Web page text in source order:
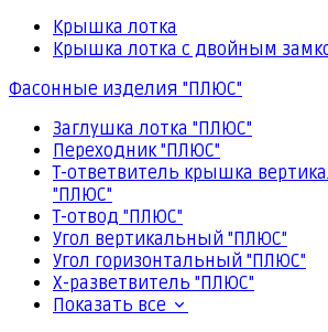
Крышка лотка
Крышка лотка с двойным
Фасонные изделия "ПЛЮС"
Заглушка лотка "ПЛЮС"
Переходник "ПЛЮС"
Т-ответвитель крышка
"ПЛЮС"
Т-отвод "ПЛЮС"
Угол вертикальный "ПЛЮС"
Угол горизонтальный "ПЛЮС"
Х-разветвитель "ПЛЮС"
Показать все